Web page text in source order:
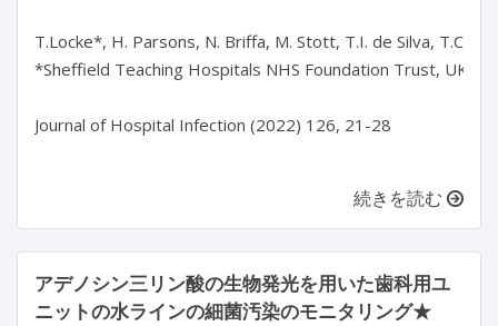
T.Locke*, H. Parsons, N. Briffa, M. Stott, T.I. de Silva, T.C.
*Sheffield Teaching Hospitals NHS Foundation Trust, UK
Journal of Hospital Infection (2022) 126, 21-28
続きを読む
アデノシン三リン酸の生物発光を用いた歯科用ユ
ニットの水ラインの細菌汚染のモニタリング★